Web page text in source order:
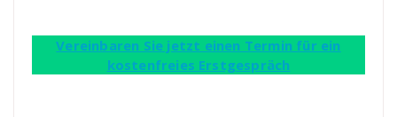
Vereinbaren Sie jetzt einen Termin für ein
kostenfreies Erstgespräch